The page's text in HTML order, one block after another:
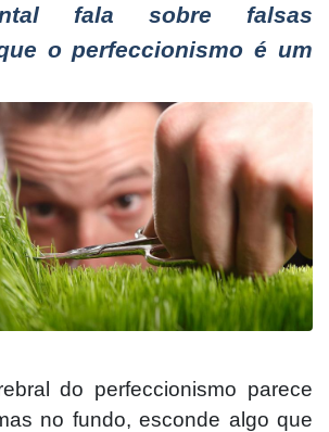
fala sobre falsas
o perfeccionismo é um
do perfeccionismo parece
no fundo, esconde algo que